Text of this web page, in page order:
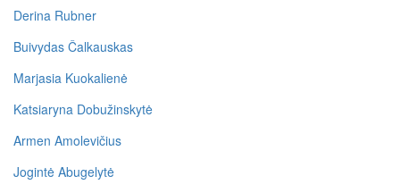
Derina Rubner
Buivydas Čalkauskas
Marjasia Kuokalienė
Katsiaryna Dobužinskytė
Armen Amolevičius
Jogintė Abugelytė